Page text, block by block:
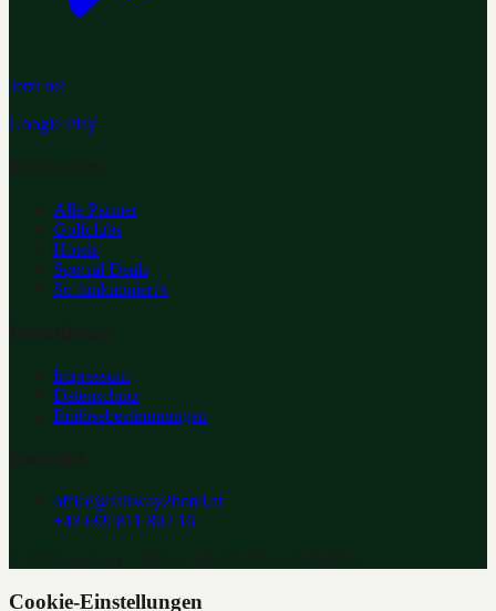
Jetzt bei
Google Play
Alle Partner
Golfclubs
Hotels
Special Deals
So funktioniert's
Impressum
Datenschutz
Einlösebestimmungen
office@fairway2hotel.at
+43 699 811 802 16
Cookie-Einstellungen